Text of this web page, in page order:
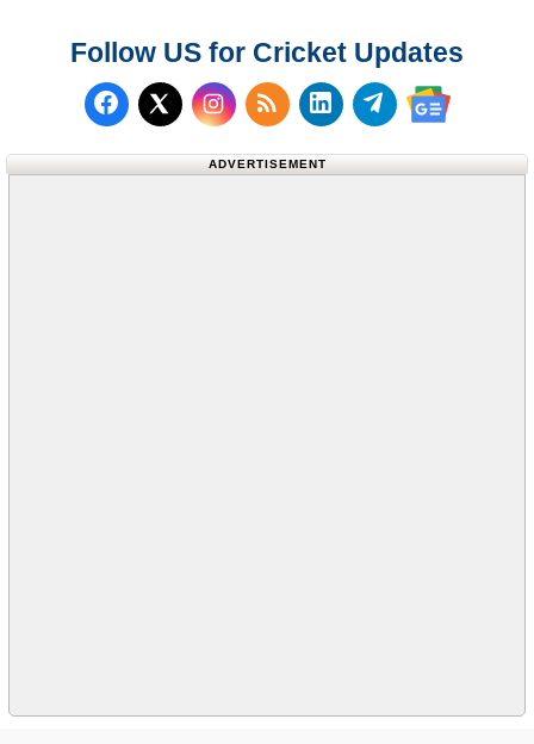
Follow US for Cricket Updates
Follow us on Facebook
Follow us on X (Twitter)
Subscribe to our RSS
Follow us on
Follow us on
Follow us
ADVERTISEMENT